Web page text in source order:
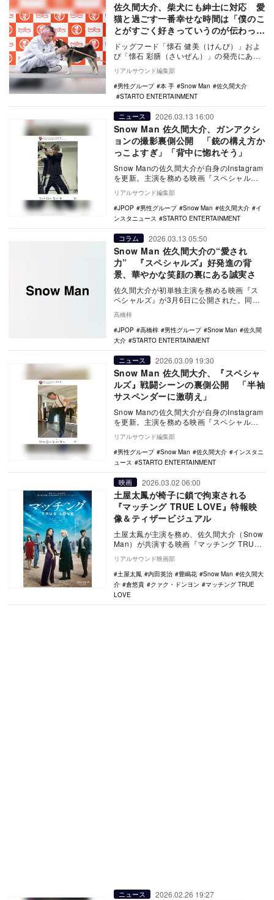
佐久間大介、柴犬にも紳士に対応 愛
猫と過ごす一番幸せな時間は「僕のこ
とがすごく好きっていうのが伝わって
くる」
ドッグフード「懐石 健美（けんび）」およ
び「懐石 彩膳（さいぜん）」の発売にあわ
せ、ブランドアンバサダーのSnow Man 佐
久…
リアルサウンド編集部
男性グループ
本 手 Snow Man
佐久間大介
STARTO ENTERTAINMENT
ニュース 2026.03.13 16:00
Snow Man 佐久間大介、ガンアクシ
ョンの撮影裏側公開 「銃の構え方か
っこよすぎ」「背中に惚れそう」
Snow Manの佐久間大介が自身のInstagram
を更新。主演を務める映画『スペシャル
ズ』のガンアクションの撮影裏側を公開
し…
リアルサウンド編集部
JPOP
男性グループ Snow Man 佐久間大介
イ
ンスタニュース
STARTO ENTERTAINMENT
コラム 2026.03.13 05:50
Snow Man 佐久間大介の“愛され
力” 『スペシャルズ』好発進の背
景、華やかな笑顔の裏にある誠実さ
佐久間大介が初単独主演を務める映画『ス
ペシャルズ』が3月6日に公開された。同映
画の公開に伴い、佐久間は舞台挨拶に登壇
したり、さま…
高橋梓
JPOP
高橋梓 男性グループ Snow Man
佐久間
大介
STARTO ENTERTAINMENT
ニュース 2026.03.09 19:30
Snow Man 佐久間大介、『スペシャ
ルズ』戦闘シーンの裏側公開 「半袖
サスペンダーに激萌え」
Snow Manの佐久間大介が自身のInstagram
を更新。主演を務める映画『スペシャル
ズ』のオフショットを投稿し注目を集め
て…
リアルサウンド編集部
男性グループ
Snow Man 佐久間大介
インスタニ
ュース
STARTO ENTERTAINMENT
映画 2026.03.02 06:00
土屋太鳳が椅子に鎖で拘束される
『マッチング TRUE LOVE』特報映
像＆ティザービジュアル
土屋太鳳が主演を務め、佐久間大介（Snow
Man）が共演する映画『マッチング TRUE
LOVE』の特報映像が公開された。 …
リアルサウンド映画部
土屋太鳳
内田英治 豊嶋花 Snow Man
佐久間大
介
倉悠貴 クァク・ドンヨン
マッチング TRUE
LOVE
ニュース 2026.02.26 19:27